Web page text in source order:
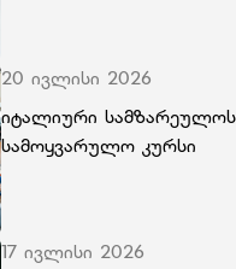
20 ივლისი 2026
იტალიური სამზარეულოს
სამოყვარულო კურსი
17 ივლისი 2026